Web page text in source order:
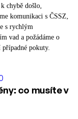
chybě došlo,
komunikaci s ČSSZ,
s rychlým
vad a požádáme o
pokuty.
co musíte v